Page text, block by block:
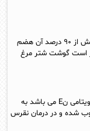
گوشت شتر مرغ بسیار ترد می باشد به همین دلیل بیش از ۹۰ درصد آن هضم
است گوشت شتر مرغ
از ترکیبات بسیار ارزشمند موجود در گوشت شتر مرغ ویتامی نE می باشد به
شده و در درمان نقرس